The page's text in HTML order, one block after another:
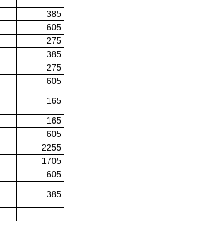
385
605
275
385
275
605
165
165
605
2255
1705
605
385